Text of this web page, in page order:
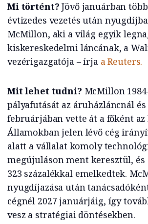
Mi történt? Jövő januárban
évtizedes vezetés után
McMillon, aki a világ egyik
kiskereskedelmi láncának, a
vezérigazgatója – írja a Reuters.
Mit lehet tudni? McMillon
pályafutását az áruházláncnál és
februárjában vette át a főként az
Államokban jelen lévő cég
alatt a vállalat komoly
megújuláson ment keresztül, és
323 százalékkal emelkedtek.
nyugdíjazása után
cégnél 2027 januárjáig, így
vesz a stratégiai döntésekben.